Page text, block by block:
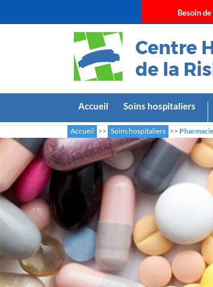
Besoin de
Accueil Soins hospitaliers
Accueil >> Soins hospitaliers >>